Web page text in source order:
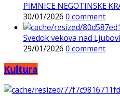
PIMNICE NEGOTINSKE
30/01/2026 0 comment
Svedok vekova nad
29/01/2026 0 comment
Kultura